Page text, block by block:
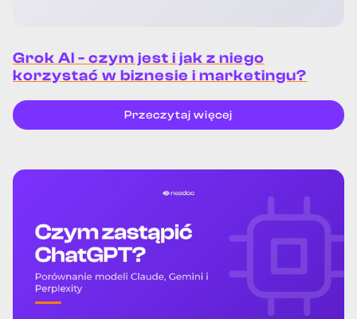
Grok AI - czym jest i jak z niego
korzystać w biznesie i marketingu?
Przeczytaj więcej